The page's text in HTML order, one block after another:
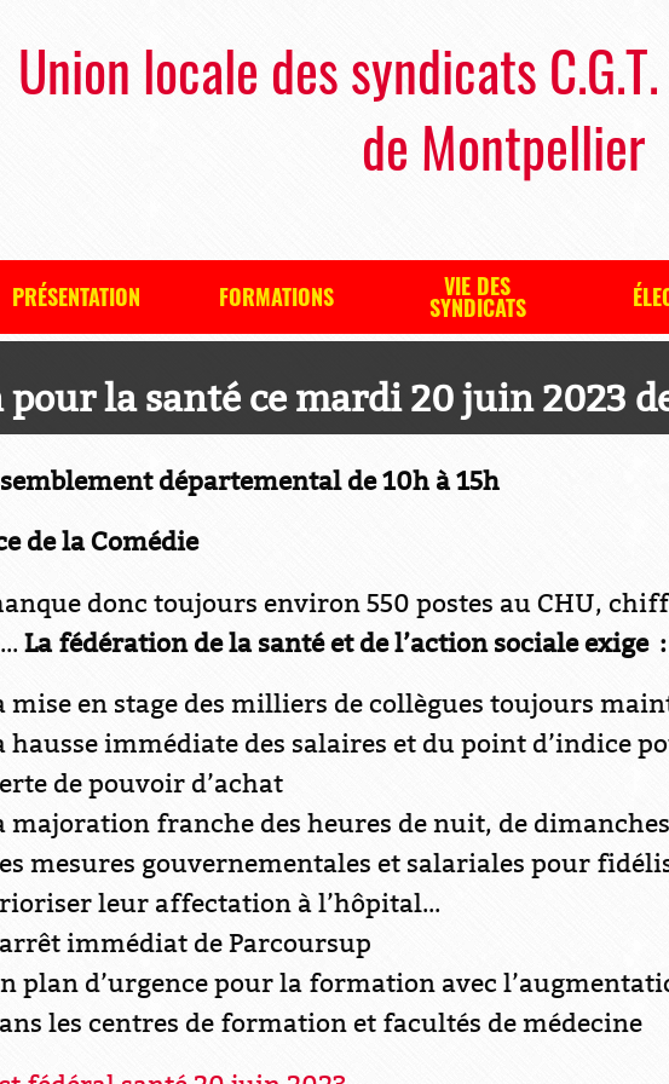
Union locale des syndicats
de Montpellier
PRÉSENTATION FORMATIONS VIE DES
SYNDICATS
la santé ce mardi 20 juin 2023
départemental de 10h à 15h
de la Comédie
donc toujours environ 550 postes au CHU,
La fédération de la santé et de l’action sociale exige :
mise en stage des milliers de collègues toujours
hausse immédiate des salaires et du point d’indice
de pouvoir d’achat
majoration franche des heures de nuit, de
mesures gouvernementales et salariales pour
leur affectation à l’hôpital...
immédiat de Parcoursup
plan d’urgence pour la formation avec
les centres de formation et facultés de médecine